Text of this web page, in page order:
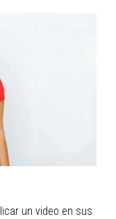
un video en sus